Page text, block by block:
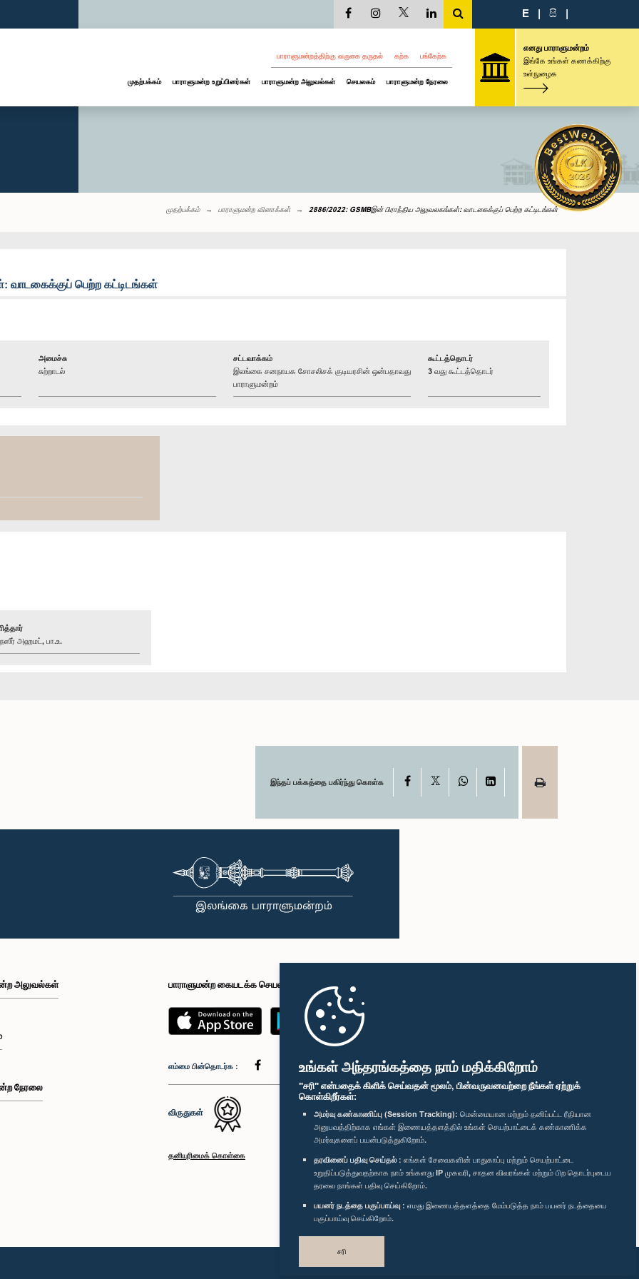
உங்கள் அந்தரங்கத்தை நாம் மதிக்கிறோம்
"சரி" என்பதைக் கிளிக் செய்வதன் மூலம், பின்வருவனவற்றை நீங்கள் ஏற்றுக்
கொள்கிறீர்கள்:
அமர்வு கண்காணிப்பு (Session Tracking): மென்மையான மற்றும் தனிப்பட்ட ரீதியான
அனுபவத்திற்காக எங்கள் இணையத்தளத்தில் உங்கள் செயற்பாட்டைக் கண்காணிக்க
அமர்வுகளைப் பயன்படுத்துகிறோம்.
தரவினைப் பதிவு செய்தல் : எங்கள் சேவைகளின் பாதுகாப்பு மற்றும் செயற்பாட்டை
உறுதிப்படுத்துவதற்காக நாம் உங்களது IP முகவரி, சாதன விவரங்கள் மற்றும் பிற தொடர்புடைய
தரவை நாங்கள் பதிவு செய்கிறோம்.
பயனர் நடத்தை பகுப்பாய்வு : எமது இணையத்தளத்தை மேம்படுத்த நாம் பயனர் நடத்தையை
பகுப்பாய்வு செய்கிறோம்.
சரி
E | සි |
பாராளுமன்றத்திற்கு வருகை தருதல் கற்க பங்கேற்க
முதற்பக்கம் பாராளுமன்ற உறுப்பினர்கள் பாராளுமன்ற அலுவல்கள் செயலகம் பாராளுமன்ற நேரலை
எனது பாராளுமன்றம்
இங்கே உங்கள் கணக்கிற்கு
உள்நுழைக
முதற்பக்கம் பாராளுமன்ற வினாக்கள் 2886/2022: GSMBஇன் பிராந்திய அலுவலகங்கள்: வாடகைக்குப் பெற்ற கட்டிடங்கள்
வாடகைக்குப் பெற்ற கட்டிடங்கள்
அமைச்சு
சுற்றாடல்
சட்டவாக்கம்
இலங்கை சனநாயக சோசலிசக் குடியரசின் ஒன்பதாவது
பாராளுமன்றம்
கூட்டத்தொடர்
3 வது கூட்டத்தொடர்
அஹமட், பா.உ.
இந்தப் பக்கத்தை பகிர்ந்து கொள்க Facebook WhatsAppLinkedIn
அலுவல்கள்
நேரலை
பாராளுமன்ற கையடக்க செயலி
எம்மை பின்தொடர்க :
விருதுகள்
தனியுரிமைக் கொள்கை